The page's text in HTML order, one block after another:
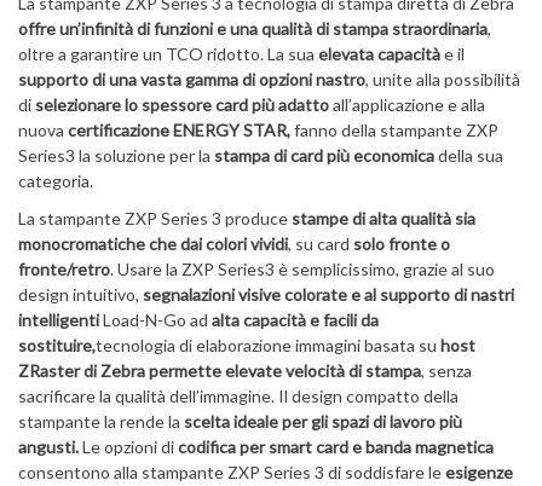
offre un’infinità di funzioni e una qualità di stampa straordinaria,
oltre a garantire un TCO ridotto. La sua elevata capacitàe il
supporto di una vasta gamma di opzioni nastro, unite alla possibilità
di selezionare lo spessore card più adattoall’applicazione e alla
nuova certificazione ENERGY STAR,fanno della stampante ZXP
Series3 la soluzione per la stampa di card più economicadella sua
categoria.
La stampante ZXP Series 3 produce stampe di alta qualità sia
monocromatiche che dai colori vividi, su card solo fronte o
fronte/retro. Usare la ZXP Series3 è semplicissimo, grazie al suo
design intuitivo, segnalazioni visive colorate e al supporto di nastri
intelligentiLoad-N-Go ad alta capacità e facili da
sostituire,tecnologia di elaborazione immagini basata su host
ZRaster di Zebra permette elevate velocità di stampa, senza
sacrificare la qualità dell’immagine. Il design compatto della
stampante la rende la scelta ideale per gli spazi di lavoro più
angusti.Le opzioni dicodifica per smart card e banda magnetica
consentono alla stampante ZXP Series 3 di soddisfare leesigenze